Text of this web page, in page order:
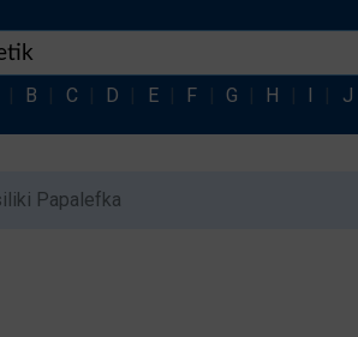
B C D E F G H I J
Papalefka